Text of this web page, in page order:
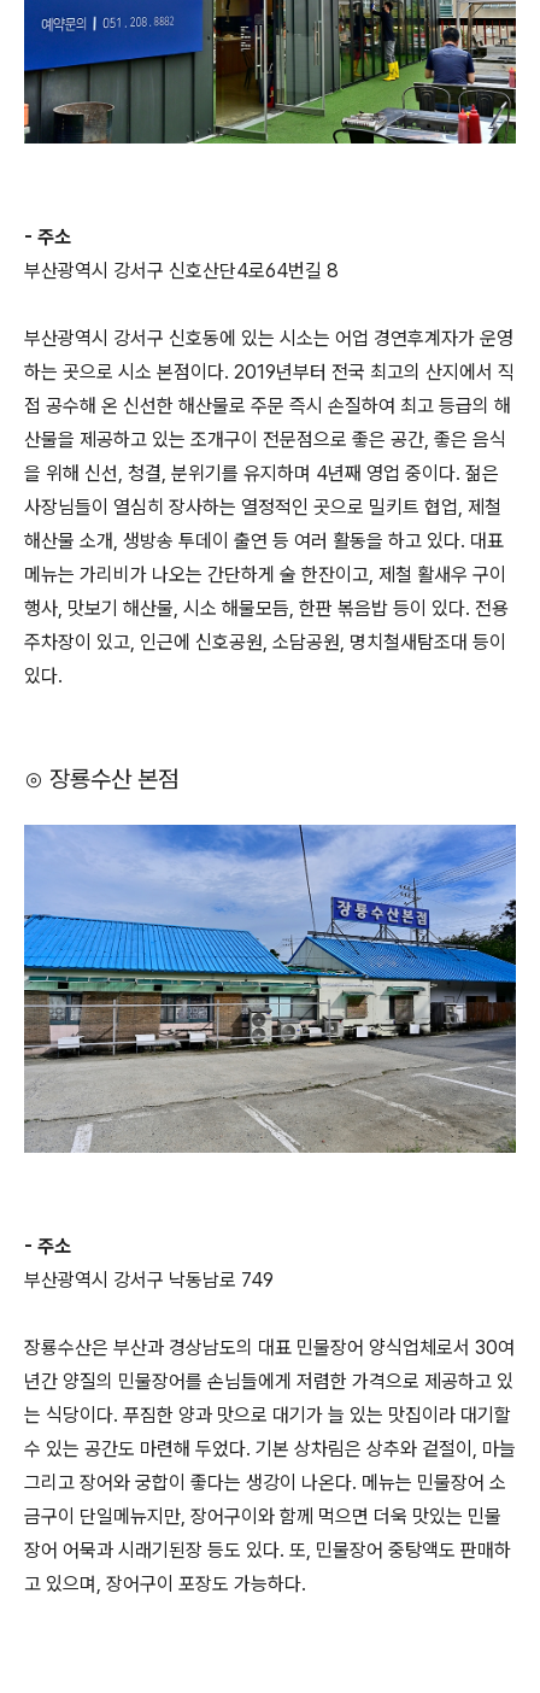
- 주소
부산광역시 강서구 신호산단4로64번길 8
부산광역시 강서구 신호동에 있는 시소는 어업 경연후계자가 운영
하는 곳으로 시소 본점이다. 2019년부터 전국 최고의 산지에서 직
접 공수해 온 신선한 해산물로 주문 즉시 손질하여 최고 등급의 해
산물을 제공하고 있는 조개구이 전문점으로 좋은 공간, 좋은 음식
을 위해 신선, 청결, 분위기를 유지하며 4년째 영업 중이다. 젊은
사장님들이 열심히 장사하는 열정적인 곳으로 밀키트 협업, 제철
해산물 소개, 생방송 투데이 출연 등 여러 활동을 하고 있다. 대표
메뉴는 가리비가 나오는 간단하게 술 한잔이고, 제철 활새우 구이
행사, 맛보기 해산물, 시소 해물모듬, 한판 볶음밥 등이 있다. 전용
주차장이 있고, 인근에 신호공원, 소담공원, 명치철새탐조대 등이
있다.
⊙ 장룡수산 본점
- 주소
부산광역시 강서구 낙동남로 749
장룡수산은 부산과 경상남도의 대표 민물장어 양식업체로서 30여
년간 양질의 민물장어를 손님들에게 저렴한 가격으로 제공하고 있
는 식당이다. 푸짐한 양과 맛으로 대기가 늘 있는 맛집이라 대기할
수 있는 공간도 마련해 두었다. 기본 상차림은 상추와 겉절이, 마늘
그리고 장어와 궁합이 좋다는 생강이 나온다. 메뉴는 민물장어 소
금구이 단일메뉴지만, 장어구이와 함께 먹으면 더욱 맛있는 민물
장어 어묵과 시래기된장 등도 있다. 또, 민물장어 중탕액도 판매하
고 있으며, 장어구이 포장도 가능하다.